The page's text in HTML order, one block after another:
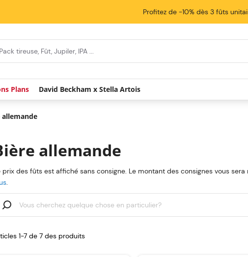
Profitez de -10% dès 3 fûts
Plans David Beckham x Stella Artois
allemande
allemande
prix des fûts est affiché sans consigne. Le montant des consignes vous
.
1-7 de 7 des produits